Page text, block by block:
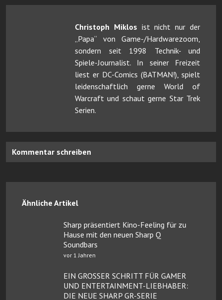
Christoph Miklos ist nicht nur der
„Papa“ von Game-/Hardwarezoom,
sondern seit 1998 Technik- und
Spiele-Journalist. In seiner Freizeit
liest er DC-Comics (BATMAN!), spielt
leidenschaftlich gerne World of
Warcraft und schaut gerne Star Trek
Serien.
Kommentar schreiben
Ähnliche Artikel
Sharp präsentiert Kino-Feeling für zu
Hause mit den neuen Sharp Q
Soundbars
vor 1 Jahren
EIN GROSSER SCHRITT FÜR GAMER
UND ENTERTAINMENT-LIEBHABER:
DIE NEUE SHARP GR-SERIE